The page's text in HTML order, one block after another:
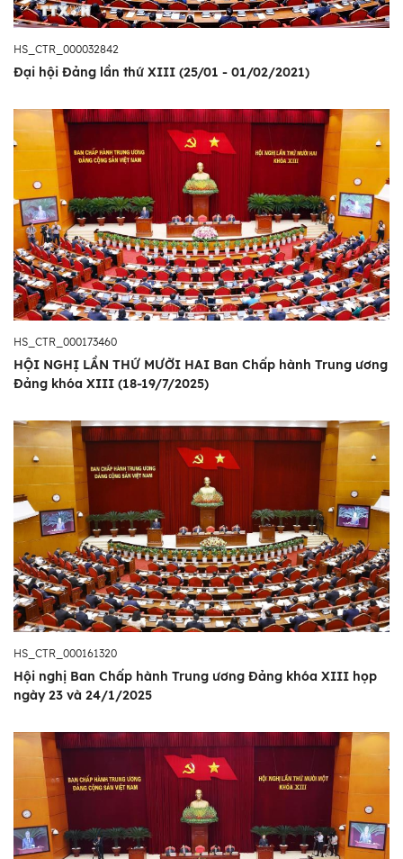
HS_CTR_000032842
Đại hội Đảng lần thứ XIII (25/01 - 01/02/2021)
HS_CTR_000173460
HỘI NGHỊ LẦN THỨ MƯỜI HAI Ban Chấp hành Trung ương
Đảng khóa XIII (18-19/7/2025)
HS_CTR_000161320
Hội nghị Ban Chấp hành Trung ương Đảng khóa XIII họp
ngày 23 và 24/1/2025